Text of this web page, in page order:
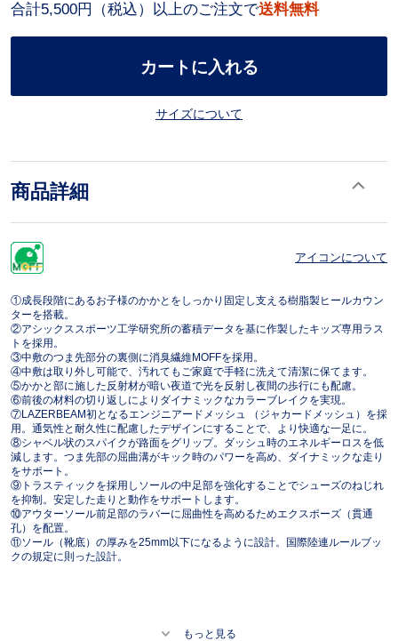
合計5,500円（税込）以上のご注文で送料無料
カートに入れる
サイズについて
商品詳細
アイコンについて
①成長段階にあるお子様のかかとをしっかり固定し支える樹脂製ヒールカウン
ターを搭載。
②アシックススポーツ工学研究所の蓄積データを基に作製したキッズ専用ラス
トを採用。
③中敷のつま先部分の裏側に消臭繊維MOFFを採用。
④中敷は取り外し可能で、汚れてもご家庭で手軽に洗えて清潔に保てます。
⑤かかと部に施した反射材が暗い夜道で光を反射し夜間の歩行にも配慮。
⑥前後の材料の切り返しによりダイナミックなカラーブレイクを実現。
⑦LAZERBEAM初となるエンジニアードメッシュ （ジャカードメッシュ）を採
用。通気性と耐久性に配慮したデザインにすることで、より快適な一足に。
⑧シャベル状のスパイクが路面をグリップ。ダッシュ時のエネルギーロスを低
減します。つま先部の屈曲溝がキック時のパワーを高め、ダイナミックな走り
をサポート。
⑨トラスティックを採用しソールの中足部を強化することでシューズのねじれ
を抑制。安定した走りと動作をサポートします。
⑩アウターソール前足部のラバーに屈曲性を高めるためエクスポーズ（貫通
孔）を配置。
⑪ソール（靴底）の厚みを25mm以下になるように設計。国際陸連ルールブッ
クの規定に則った設計。
もっと見る